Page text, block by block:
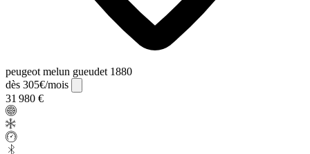
peugeot melun gueudet 1880
dès 305€/mois
31 980 €